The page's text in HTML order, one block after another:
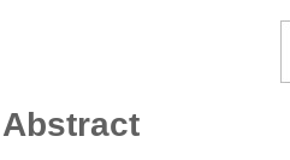
Abstract